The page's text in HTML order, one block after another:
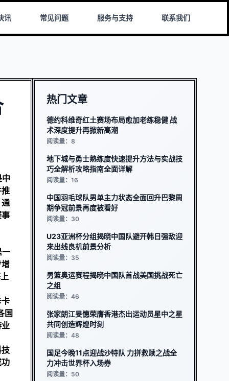
讯 常见问题 服务与支持 联系我们
一
国
热门文章
德约科维奇红土赛场布局愈加老练稳健 战
术深度提升再掀新高潮
阅读量：8
地下城与勇士熟练度快速提升方法与实战技
巧全解析攻略指南全面详解
阅读量：16
中国羽毛球队男单主力状态全面回升巴黎周
期争冠前景再度被看好
阅读量：30
U23亚洲杯分组揭晓中国队避开韩日强敌迎
来出线良机前景分析
阅读量：35
男篮奥运赛程揭晓中国队首战美国挑战死亡
之组
阅读量：46
张家朗江旻憓荣膺香港杰出运动员星中之星
共同创造辉煌时刻
阅读量：48
国足今晚11点迎战沙特队 力拼救赎之战全
力冲击世界杯入场券
阅读量：50